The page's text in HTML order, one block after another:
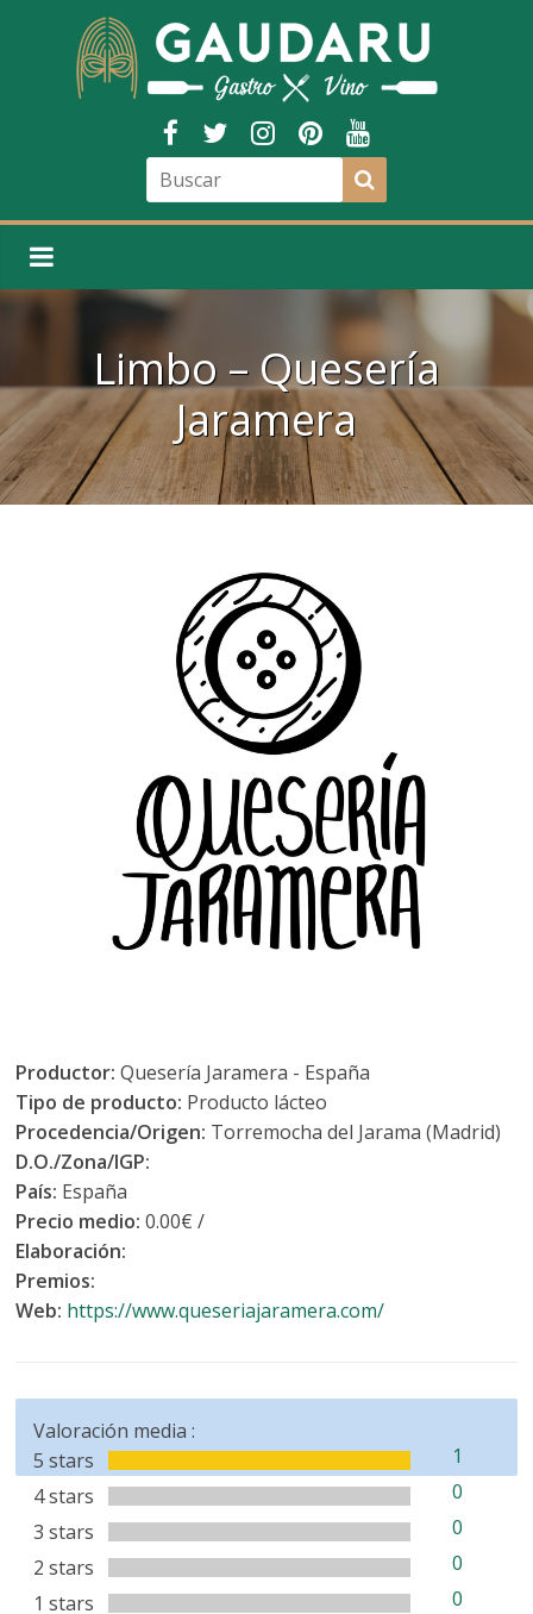
Limbo – Quesería
Jaramera
Productor: Quesería Jaramera - España
Tipo de producto: Producto lácteo
Procedencia/Origen: Torremocha del Jarama (Madrid)
D.O./Zona/IGP:
País: España
Precio medio: 0.00€ /
Elaboración:
Premios:
Web: https://www.queseriajaramera.com/
Valoración media :
5 stars
1
4 stars
0
3 stars
0
2 stars
0
1 stars
0